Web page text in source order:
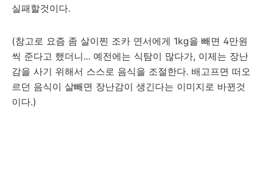
실패할것이다.
(참고로 요즘 좀 살이찐 조카 연서에게 1kg을 빼면 4만원
씩 준다고 했더니... 예전에는 식탐이 많다가, 이제는 장난
감을 사기 위해서 스스로 음식을 조절한다. 배고프면 떠오
르던 음식이 살빼면 장난감이 생긴다는 이미지로 바뀐것
이다.)